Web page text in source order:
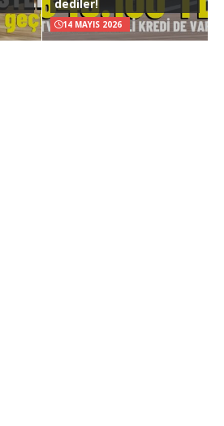
dediler!
14 MAYIS 2026